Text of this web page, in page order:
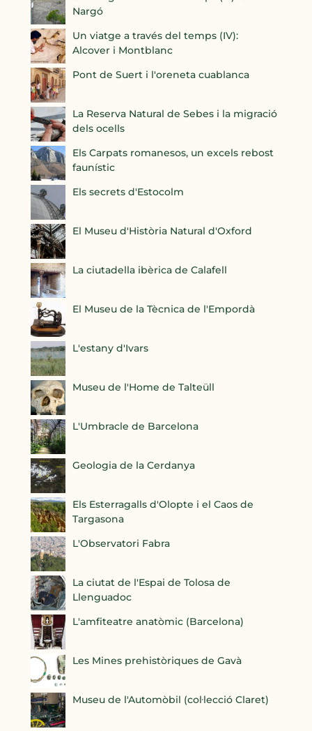
Nargó
Un viatge a través del temps (IV):
Alcover i Montblanc
Pont de Suert i l'oreneta cuablanca
La Reserva Natural de Sebes i la migració
dels ocells
Els Carpats romanesos, un excels rebost
faunístic
Els secrets d'Estocolm
El Museu d'Història Natural d'Oxford
La ciutadella ibèrica de Calafell
El Museu de la Tècnica de l'Empordà
L'estany d'Ivars
Museu de l'Home de Talteüll
L'Umbracle de Barcelona
Geologia de la Cerdanya
Els Esterragalls d'Olopte i el Caos de
Targasona
L'Observatori Fabra
La ciutat de l'Espai de Tolosa de
Llenguadoc
L'amfiteatre anatòmic (Barcelona)
Les Mines prehistòriques de Gavà
Museu de l'Automòbil (col·lecció Claret)